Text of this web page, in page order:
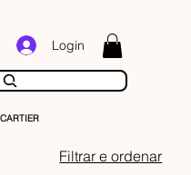
Login
Filtrar e ordenar